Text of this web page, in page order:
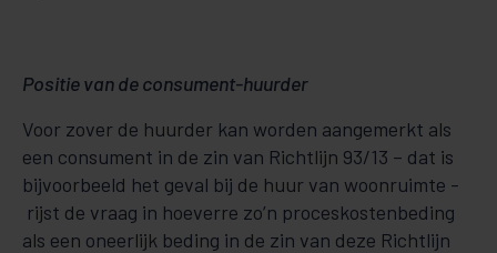
Positie van de consument-huurder
Voor zover de huurder kan worden aangemerkt als
een consument in de zin van Richtlijn 93/13 – dat is
bijvoorbeeld het geval bij de huur van woonruimte -
rijst de vraag in hoeverre zo’n proceskostenbeding
als een oneerlijk beding in de zin van deze Richtlijn